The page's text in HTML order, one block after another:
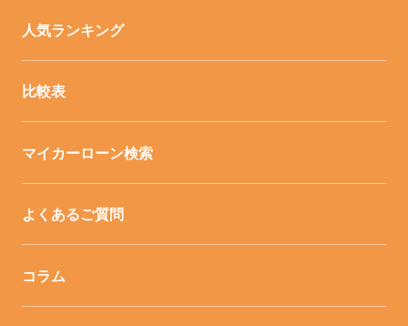
人気ランキング
比較表
マイカーローン検索
よくあるご質問
コラム